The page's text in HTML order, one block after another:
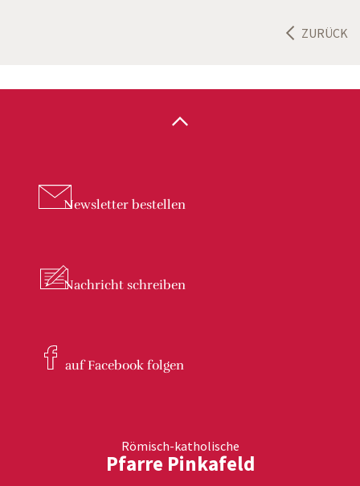
ZURÜCK
Newsletter bestellen
Nachricht schreiben
auf Facebook folgen
Römisch-katholische
Pfarre Pinkafeld